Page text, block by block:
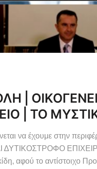
|
| ΤΟ
να έχουμε στην
αφού το